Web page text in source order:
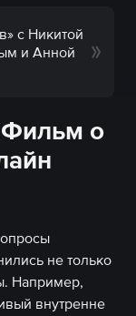
с Никитой
и Анной
о
не только
Например,
внутренне